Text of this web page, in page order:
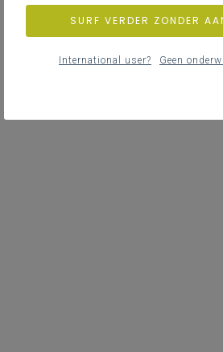
SURF VERDER ZONDER
International user? Geen